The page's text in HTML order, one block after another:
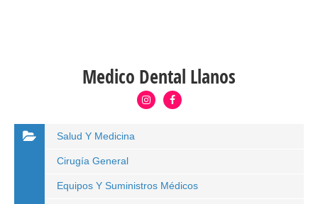
Medico Dental Llanos
Salud Y Medicina
Cirugía General
Equipos Y Suministros Médicos